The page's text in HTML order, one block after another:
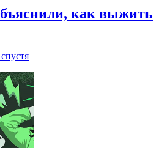
как выжить